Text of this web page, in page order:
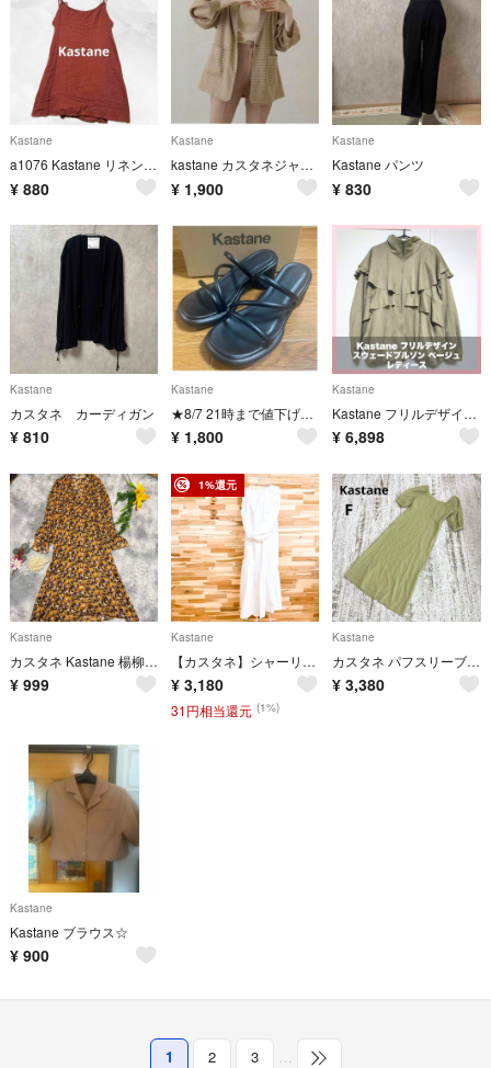
Kastane
a1076 Kastane リネンブレンド ミニ丈キャミソールワンピースラップ風
¥ 880
Kastane
kastane カスタネジャケット チェック ツイードチェックジャケット
¥ 1,900
Kastane
Kastane パンツ
¥ 830
Kastane
カスタネ カーディガン
¥ 810
Kastane
★8/7 21時まで値下げ★ Kastane カスタネ チャンキーヒール 38 サンダル
¥ 1,800
Kastane
Kastane フリルデザイン スウェードブルゾン ベージュ レディース
¥ 6,898
Kastane
カスタネ Kastane 楊柳シアーワンピース 総柄 マスタード イエロー F
¥ 999
1%還元
Kastane
【カスタネ】シャーリング スリーブ ロング ワンピース コットン長袖 白ホワイト
¥ 3,180
31円相当還元 (1%)
Kastane
カスタネ パフスリーブ ロングワンピース F 黄緑 5分袖 スクエアネック
¥ 3,380
Kastane
Kastane ブラウス☆
¥ 900
1 2 3 …